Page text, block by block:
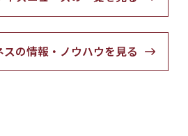
スの情報・ノウハウを見る